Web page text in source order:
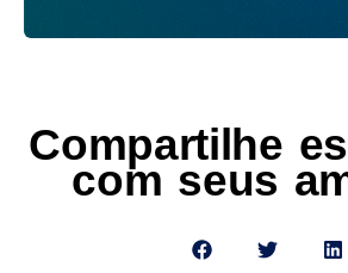
Compartilhe
com seus